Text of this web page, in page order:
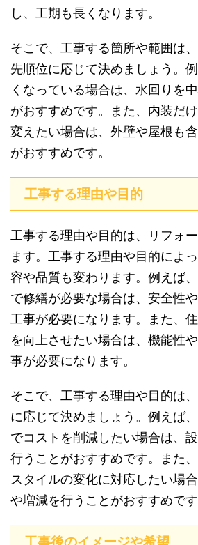
し、工期も長くなります。
そこで、工事する箇所や範囲は
先順位に応じて決めましょう。
くなっている場合は、水回りを
がおすすめです。また、内装だ
変えたい場合は、外壁や屋根も
がおすすめです。
工事する理由や目的
工事する理由や目的は、リフォ
ます。工事する理由や目的によ
容や品質も変わります。例えば
で修繕が必要な場合は、安全性
工事が必要になります。また、
を向上させたい場合は、機能性
事が必要になります。
そこで、工事する理由や目的は
に応じて決めましょう。例えば
でコストを削減したい場合は、
行うことがおすすめです。また
スタイルの変化に対応したい場
や増減を行うことがおすすめです
工事後のイメージや希望